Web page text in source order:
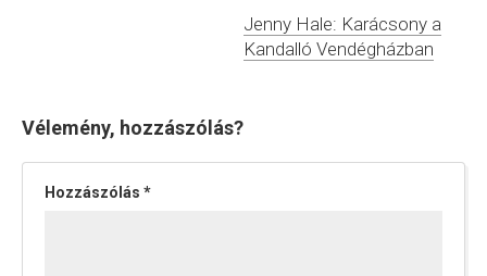
Jenny Hale: Karácsony a
Kandalló Vendégházban
Vélemény, hozzászólás?
Hozzászólás *